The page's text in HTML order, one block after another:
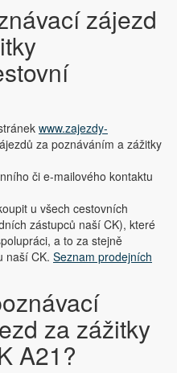
zájezd
www.zajezdy-
za poznáváním a zážitky
či e-mailového kontaktu
u všech cestovních
zástupců naší CK), které
a to za stejně
naší CK. Seznam prodejních
za zážitky
A21?